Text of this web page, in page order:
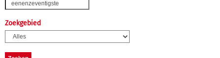
Zoekgebied